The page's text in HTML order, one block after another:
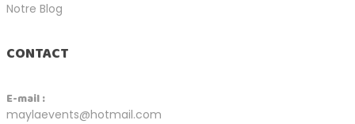
Notre Blog
CONTACT
E-mail :
maylaevents@hotmail.com